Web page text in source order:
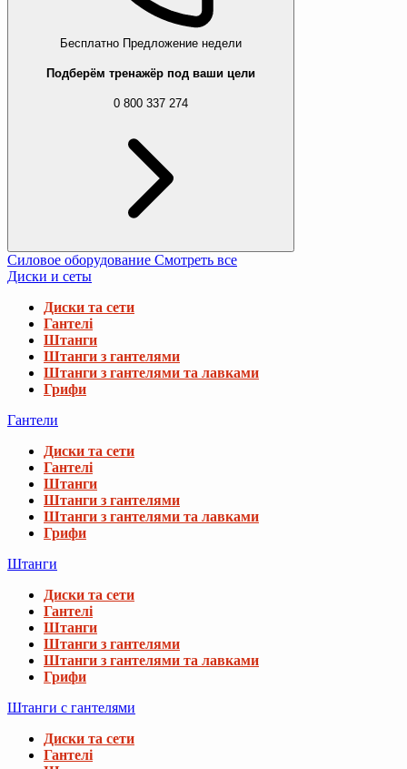
Бесплатно Предложение недели
Подберём тренажёр под ваши цели
0 800 337 274
Силовое оборудование Смотреть все
Диски и сеты
Диски та сети
Гантелі
Штанги
Штанги з гантелями
Штанги з гантелями та лавками
Грифи
Гантели
Диски та сети
Гантелі
Штанги
Штанги з гантелями
Штанги з гантелями та лавками
Грифи
Штанги
Диски та сети
Гантелі
Штанги
Штанги з гантелями
Штанги з гантелями та лавками
Грифи
Штанги с гантелями
Диски та сети
Гантелі